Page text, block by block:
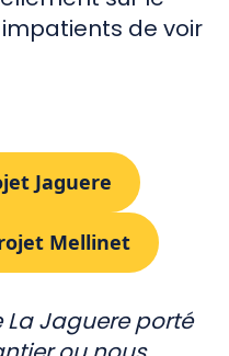
de voir
Jaguere
Mellinet
La Jaguere porté